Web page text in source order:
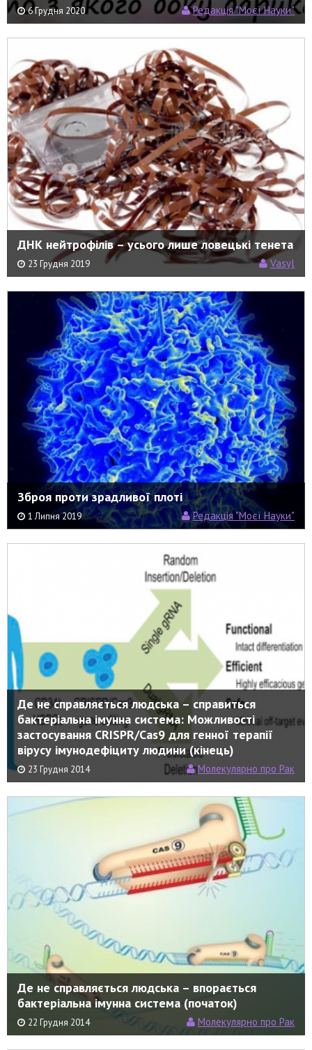
6 Грудня 2020 Редакція "Моєї Науки"
ДНК нейтрофілів – усього лише ловецькі тенета
23 Грудня 2019 Vasyl
Зброя проти зрадливої плоті
1 Липня 2019 Редакція "Моєї Науки"
Де не справляється людська – справиться
бактеріальна імунна система: Можливості
застосування CRISPR/Cas9 для генної терапії
вірусу імунодефіциту людини (кінець)
23 Грудня 2014 Молекулярно про Рак
Де не справляється людська – впорається
бактеріальна імунна система (початок)
22 Грудня 2014 Молекулярно про Рак